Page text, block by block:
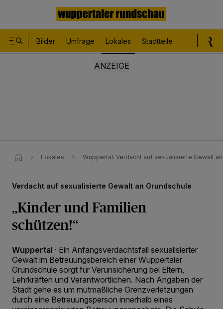
Bilder Umfrage Lokales Stadtteile
Lokales Wuppertal: Verdacht auf sexualisierte Gewalt
Verdacht auf sexualisierte Gewalt an Grundschule
„Kinder und Familien
schützen!“
Wuppertal · Ein Anfangsverdachtsfall sexualisierter
Gewalt im Betreuungsbereich einer Wuppertaler
Grundschule sorgt für Verunsicherung bei Eltern,
Lehrkräften und Verantwortlichen. Nach Angaben der
Stadt gehe es um mutmaßliche Grenzverletzungen
durch eine Betreuungsperson innerhalb eines